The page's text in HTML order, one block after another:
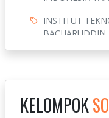
INSTITUT
BACHARUDDIN
BANDUNG
INSTITUT
KELOMPOK